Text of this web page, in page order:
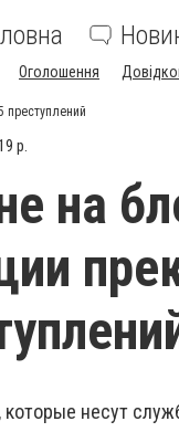
Оголошення
преступлений
р.
на
которые несут